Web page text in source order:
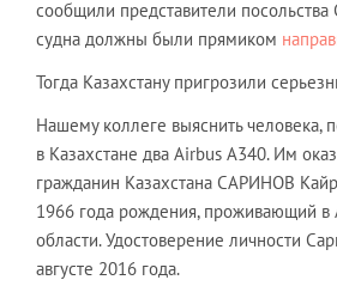
сообщили представители
судна должны были прямиком
Тогда Казахстану пригрозили
Нашему коллеге выяснить человека,
в Казахстане два Airbus A340. Им
гражданин Казахстана САРИНОВ
1966 года рождения, проживающий в
области. Удостоверение личности
августе 2016 года.